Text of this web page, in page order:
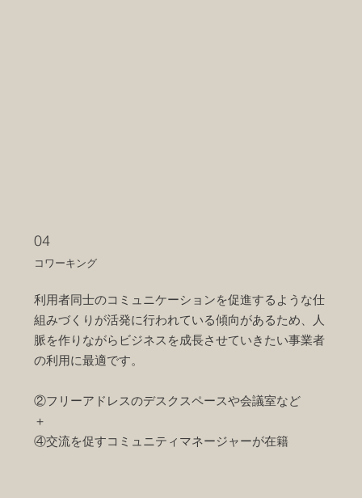
04
コワーキング
利用者同士のコミュニケーションを促進するような仕
組みづくりが活発に行われている傾向があるため、人
脈を作りながらビジネスを成長させていきたい事業者
の利用に最適です。
②フリーアドレスのデスクスペースや会議室など
＋
④交流を促すコミュニティマネージャーが在籍